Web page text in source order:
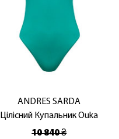
ANDRES SARDA
Цілісний Купальник Ouka
10 840 ₴